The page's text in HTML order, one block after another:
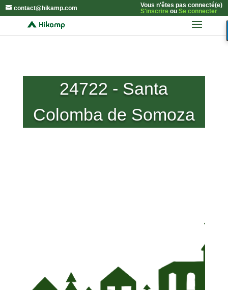
contact@hikamp.com
Vous n'êtes pas connecté(e)
S'inscrireou Se connecter
24722 - Santa
Colomba de Somoza